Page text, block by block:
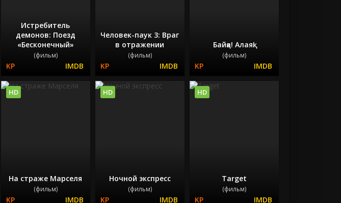
Истребитель
демонов: Поезд
«Бесконечный»
(фильм)
Человек-паук 3: Враг
в отражении
(фильм)
Байқа! Алаяқ!
(фильм)
На страже Марселя
(фильм)
HD
Ночной экспресс
(фильм)
HD
Target
(фильм)
HD